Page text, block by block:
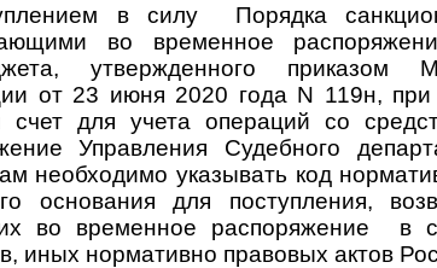
в силу Порядка
во временное
утвержденного приказом
от 23 июня 2020 года N 119н,
счет для учета операций со
Управления Судебного
необходимо указывать код
основания для поступления,
во временное распоряжение в
иных нормативно правовых актов